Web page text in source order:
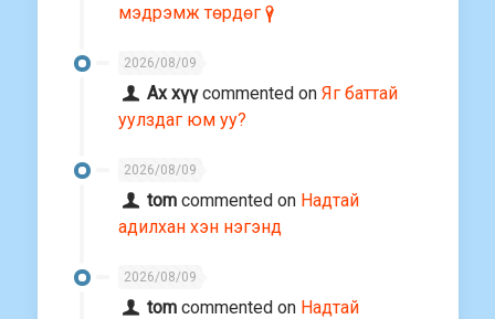
мэдрэмж төрдөг үү?
2026/08/09
Ах хүүcommented onЯг баттай
уулздаг юм уу?
2026/08/09
tom commented on Надтай
адилхан хэн нэгэнд
2026/08/09
tom commented on Надтай